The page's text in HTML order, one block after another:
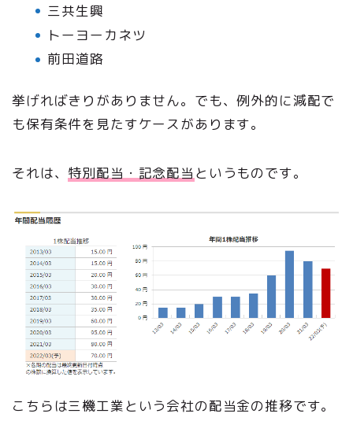
三共生興
トーヨーカネツ
前田道路
挙げればきりがありません。でも、例外的に減配で
も保有条件を見たすケースがあります。
それは、 特別配当・記念配当 というものです。
こちらは三機工業という会社の配当金の推移です。